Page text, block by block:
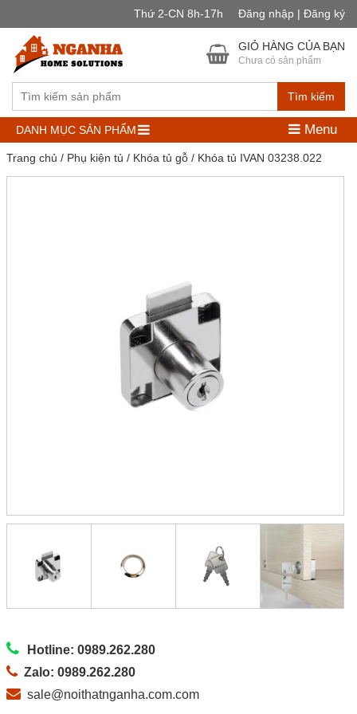
Thứ 2-CN 8h-17h Đăng nhập | Đăng ký
Tìm kiếm
GIỎ HÀNG CỦA BẠN
Chưa có sản phẩm
DANH MỤC SẢN PHẨM Menu
Trang chủ / Phụ kiện tủ / Khóa tủ gỗ/ Khóa tủ IVAN 03238.022
Hotline: 0989.262.280
Zalo: 0989.262.280
sale@noithatnganha.com.com